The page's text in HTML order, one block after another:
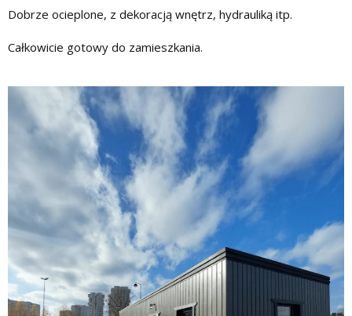
Dobrze ocieplone, z dekoracją wnętrz, hydrauliką itp.
Całkowicie gotowy do zamieszkania.